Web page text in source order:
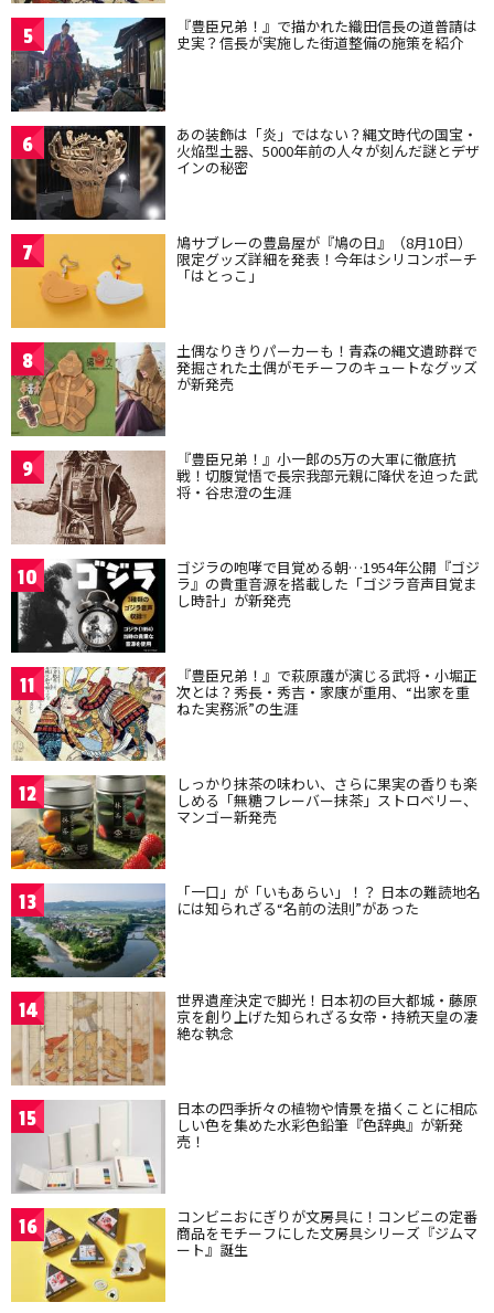
5 『豊臣兄弟！』で描かれた織田信長の道普請は
史実？信長が実施した街道整備の施策を紹介
6 あの装飾は「炎」ではない？縄文時代の国宝・
火焔型土器、5000年前の人々が刻んだ謎とデザ
インの秘密
7 鳩サブレーの豊島屋が『鳩の日』（8月10日）
限定グッズ詳細を発表！今年はシリコンポーチ
「はとっこ」
8 土偶なりきりパーカーも！青森の縄文遺跡群で
発掘された土偶がモチーフのキュートなグッズ
が新発売
9 『豊臣兄弟！』小一郎の5万の大軍に徹底抗
戦！切腹覚悟で長宗我部元親に降伏を迫った武
将・谷忠澄の生涯
10 ゴジラの咆哮で目覚める朝…1954年公開『ゴジ
ラ』の貴重音源を搭載した「ゴジラ音声目覚ま
し時計」が新発売
11 『豊臣兄弟！』で萩原護が演じる武将・小堀正
次とは？秀長・秀吉・家康が重用、“出家を重
ねた実務派”の生涯
12 しっかり抹茶の味わい、さらに果実の香りも楽
しめる「無糖フレーバー抹茶」ストロベリー、
マンゴー新発売
13 「一口」が「いもあらい」！？ 日本の難読地名
には知られざる“名前の法則”があった
14 世界遺産決定で脚光！日本初の巨大都城・藤原
京を創り上げた知られざる女帝・持統天皇の凄
絶な執念
15 日本の四季折々の植物や情景を描くことに相応
しい色を集めた水彩色鉛筆『色辞典』が新発
売！
16 コンビニおにぎりが文房具に！コンビニの定番
商品をモチーフにした文房具シリーズ『ジムマ
ート』誕生